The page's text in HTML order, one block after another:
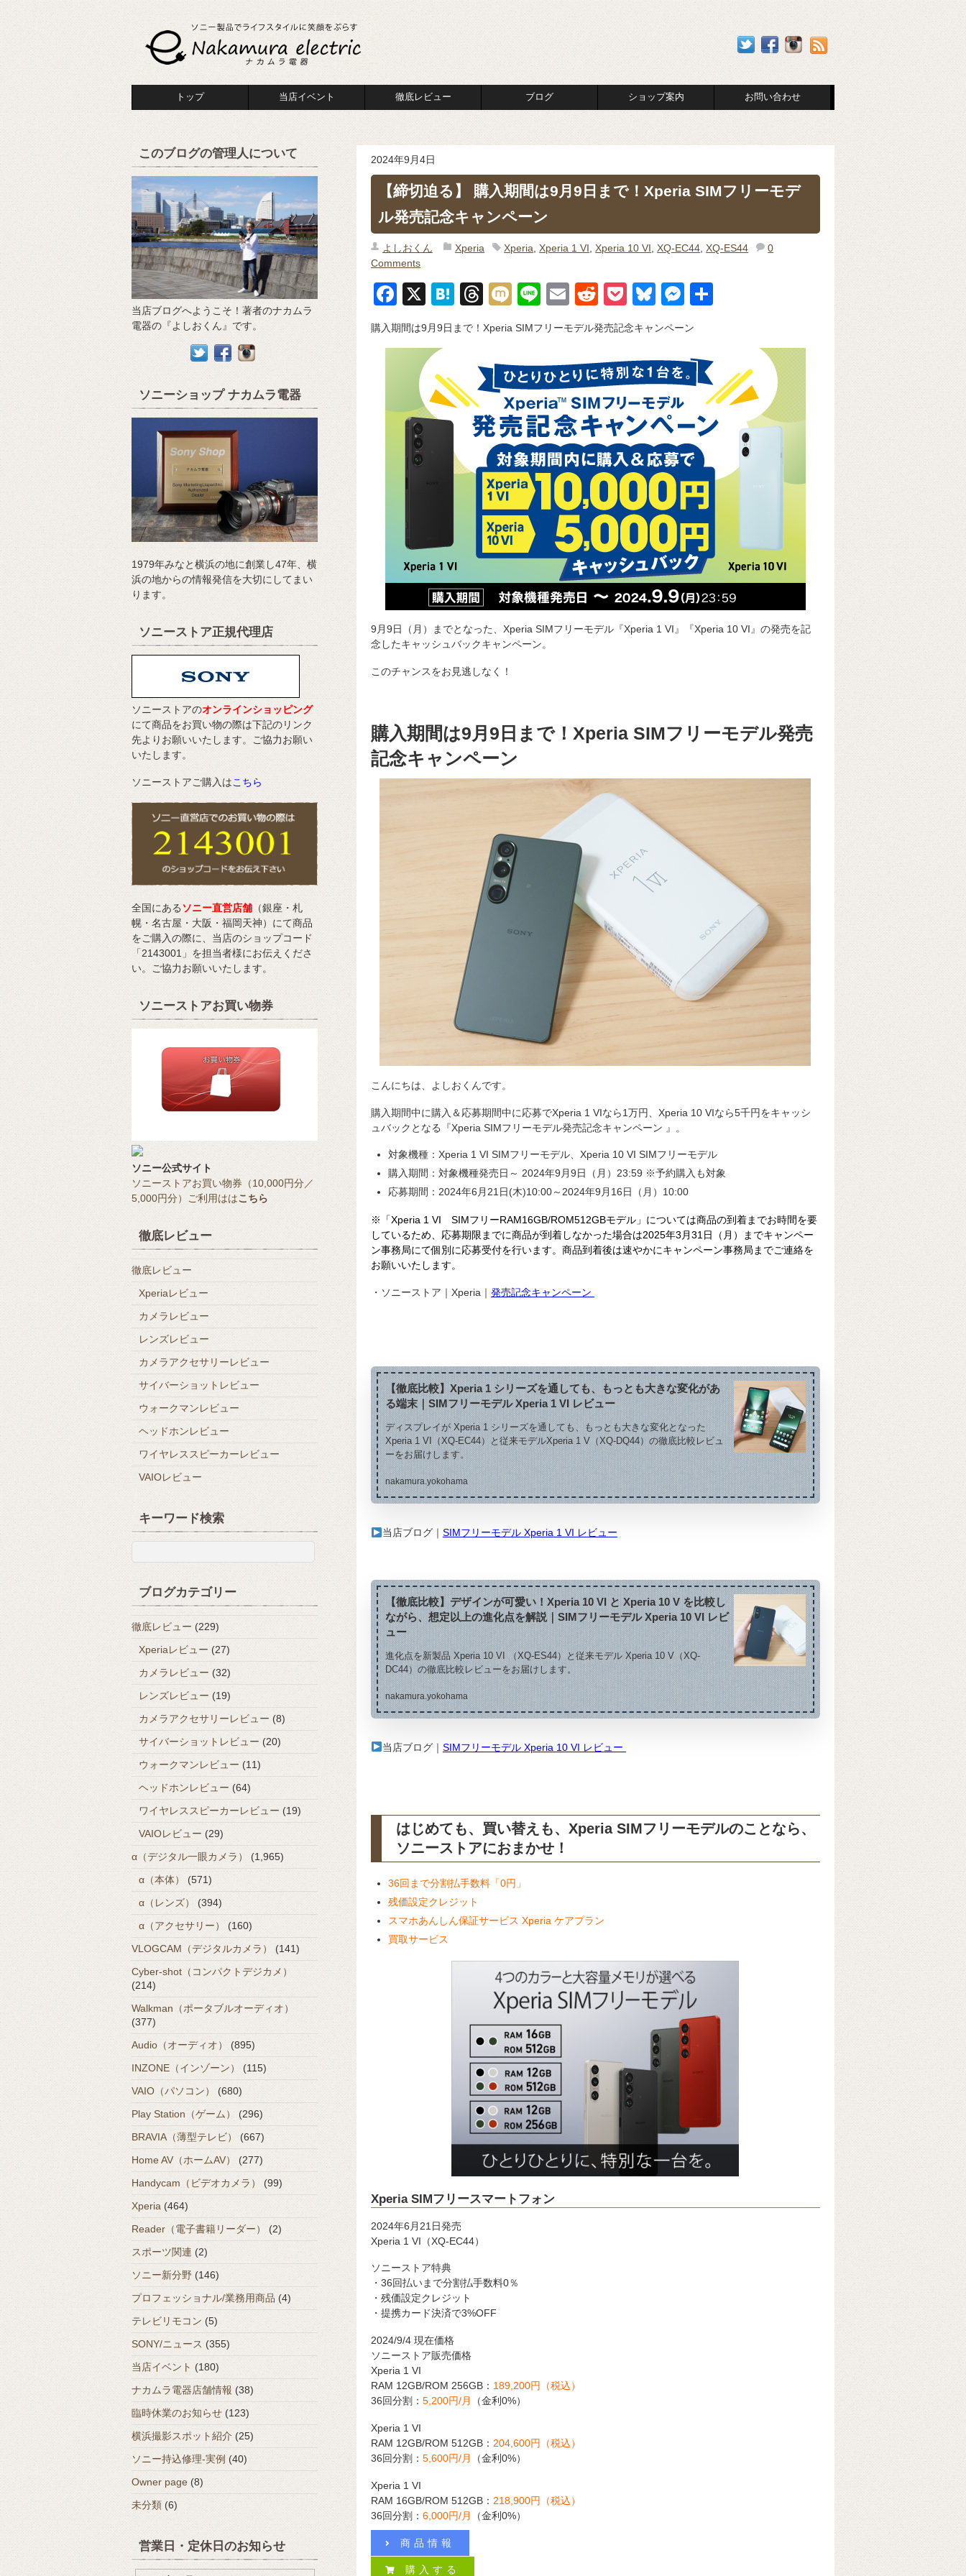
トップ 当店イベント 徹底レビュー ブログ ショップ案内 お問い合わせ
2024年9月4日
【締切迫る】 購入期間は9月9日まで！Xperia SIMフリーモデ
ル発売記念キャンペーン
よしおくん Xperia Xperia ,Xperia 1 VI ,Xperia 10 VI ,XQ-EC44 ,XQ-ES44
0
Comments
F
a
c
o
k
X
H
at
e
a
T
e
a
d
s
M
Li
e
E
ail
R
e
d
di
t
P
o
ck
et
Bl
e
sk
y
M
ss
e
n
g
er
購入期間は9月9日まで！Xperia SIMフリーモデル発売記念キャンペーン
9月9日（月）までとなった、Xperia SIMフリーモデル『Xperia 1 VI』『Xperia 10 VI』の発売を記
念したキャッシュバックキャンペーン。
このチャンスをお見逃しなく！
購入期間は9月9日まで！Xperia SIMフリーモデル発売
記念キャンペーン
こんにちは、よしおくんです。
購入期間中に購入＆応募期間中に応募でXperia 1 VIなら1万円、Xperia 10 VIなら5千円をキャッシ
ュバックとなる『Xperia SIMフリーモデル発売記念キャンペーン 』。
対象機種：Xperia 1 VI SIMフリーモデル、Xperia 10 VI SIMフリーモデル
購入期間：対象機種発売日～ 2024年9月9日（月）23:59 ※予約購入も対象
応募期間：2024年6月21日(木)10:00～2024年9月16日（月）10:00
※「Xperia 1 VI SIMフリーRAM16GB/ROM512GBモデル」については商品の到着までお時間を要
しているため、応募期限までに商品が到着しなかった場合は2025年3月31日（月）までキャンペー
ン事務局にて個別に応募受付を行います。商品到着後は速やかにキャンペーン事務局までご連絡を
お願いいたします。
・ソニーストア｜Xperia｜ 発売記念キャンペーン
【徹底比較】Xperia 1 シリーズを通しても、もっとも大きな変化があ
る端末｜SIMフリーモデル Xperia 1 VI レビュー
ディスプレイが Xperia 1 シリーズを通しても、もっとも大きな変化となった
Xperia 1 VI（XQ-EC44）と従来モデルXperia 1 V（XQ-DQ44）の徹底比較レビュ
ーをお届けします。
nakamura.yokohama
当店ブログ｜ SIMフリーモデル Xperia 1 VI レビュー
【徹底比較】デザインが可愛い！Xperia 10 VI と Xperia 10 V を比較し
ながら、想定以上の進化点を解説｜SIMフリーモデル Xperia 10 VI レビ
ュー
進化点を新製品 Xperia 10 VI （XQ-ES44）と従来モデル Xperia 10 V（XQ-
DC44）の徹底比較レビューをお届けします。
nakamura.yokohama
当店ブログ｜ SIMフリーモデル Xperia 10 VI レビュー
はじめても、買い替えも、Xperia SIMフリーモデルのことなら、
ソニーストアにおまかせ！
36回まで分割払手数料「0円」
残価設定クレジット
スマホあんしん保証サービス Xperia ケアプラン
買取サービス
Xperia SIMフリースマートフォン
2024年6月21日発売
Xperia 1 VI（XQ-EC44）
ソニーストア特典
・36回払いまで分割払手数料0％
・残価設定クレジット
・提携カード決済で3%OFF
2024/9/4 現在価格
ソニーストア販売価格
Xperia 1 VI
RAM 12GB/ROM 256GB： 189,200円（税込）
36回分割： 5,200円/月 （金利0%）
Xperia 1 VI
RAM 12GB/ROM 512GB： 204,600円（税込）
36回分割： 5,600円/月 （金利0%）
Xperia 1 VI
RAM 16GB/ROM 512GB： 218,900円（税込）
36回分割： 6,000円/月 （金利0%）
商品情報
購入する
このブログの管理人について
当店ブログへようこそ！著者のナカムラ
電器の『よしおくん』です。
ソニーショップ ナカムラ電器
1979年みなと横浜の地に創業し47年、横
浜の地からの情報発信を大切にしてまい
ります。
ソニーストア正規代理店
ソニーストアのオンラインショッピング
にて商品をお買い物の際は下記のリンク
先よりお願いいたします。ご協力お願い
いたします。
ソニーストアご購入はこちら
全国にあるソニー直営店舗 （銀座・札
幌・名古屋・大阪・福岡天神）にて商品
をご購入の際に、当店のショップコード
「2143001」を担当者様にお伝えくださ
い。ご協力お願いいたします。
ソニーストアお買い物券
ソニー公式サイト
ソニーストアお買い物券（10,000円分／
5,000円分）ご利用ははこちら
徹底レビュー
徹底レビュー
Xperiaレビュー
カメラレビュー
レンズレビュー
カメラアクセサリーレビュー
サイバーショットレビュー
ウォークマンレビュー
ヘッドホンレビュー
ワイヤレススピーカーレビュー
VAIOレビュー
キーワード検索
ブログカテゴリー
徹底レビュー (229)
Xperiaレビュー(27)
カメラレビュー (32)
レンズレビュー (19)
カメラアクセサリーレビュー (8)
サイバーショットレビュー (20)
ウォークマンレビュー (11)
ヘッドホンレビュー (64)
ワイヤレススピーカーレビュー (19)
VAIOレビュー (29)
α（デジタル一眼カメラ）
(1,965)
α（本体）
(571)
α（レンズ）
(394)
α（アクセサリー）
(160)
VLOGCAM（デジタルカメラ）
(141)
Cyber-shot（コンパクトデジカメ）
(214)
Walkman（ポータブルオーディオ）
(377)
Audio（オーディオ）
(895)
INZONE（インゾーン）
(115)
VAIO（パソコン）
(680)
Play Station（ゲーム）
(296)
BRAVIA（薄型テレビ）
(667)
Home AV（ホームAV）
(277)
Handycam（ビデオカメラ）
(99)
Xperia (464)
Reader（電子書籍リーダー）
(2)
スポーツ関連 (2)
ソニー新分野 (146)
プロフェッショナル/業務用商品 (4)
テレビリモコン (5)
SONY/ニュース (355)
当店イベント (180)
ナカムラ電器店舗情報 (38)
臨時休業のお知らせ (123)
横浜撮影スポット紹介 (25)
ソニー持込修理-実例 (40)
Owner page (8)
未分類 (6)
営業日・定休日のお知らせ